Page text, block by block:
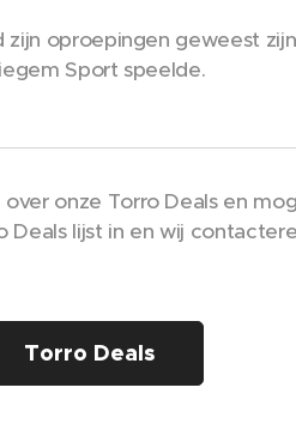
oproepingen geweest
Sport speelde.
onze Torro Deals en
Deals lijst in en wij
Torro Deals